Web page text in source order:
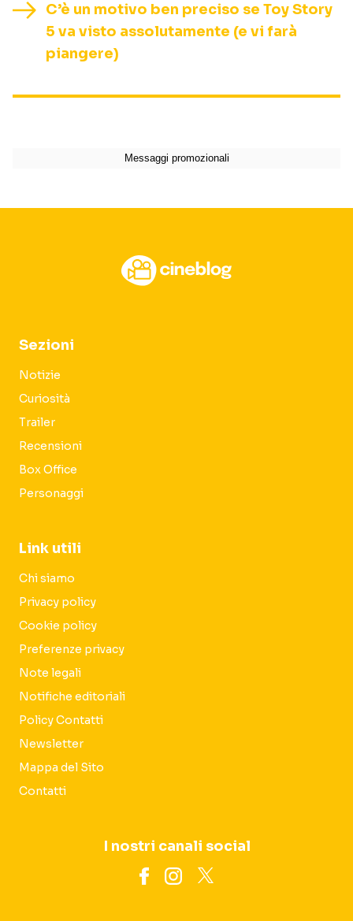
C’è un motivo ben preciso se Toy Story
5 va visto assolutamente (e vi farà
piangere)
Sezioni
Notizie
Curiosità
Trailer
Recensioni
Box Office
Personaggi
Link utili
Chi siamo
Privacy policy
Cookie policy
Preferenze privacy
Note legali
Notifiche editoriali
Policy Contatti
Newsletter
Mappa del Sito
Contatti
I nostri canali social